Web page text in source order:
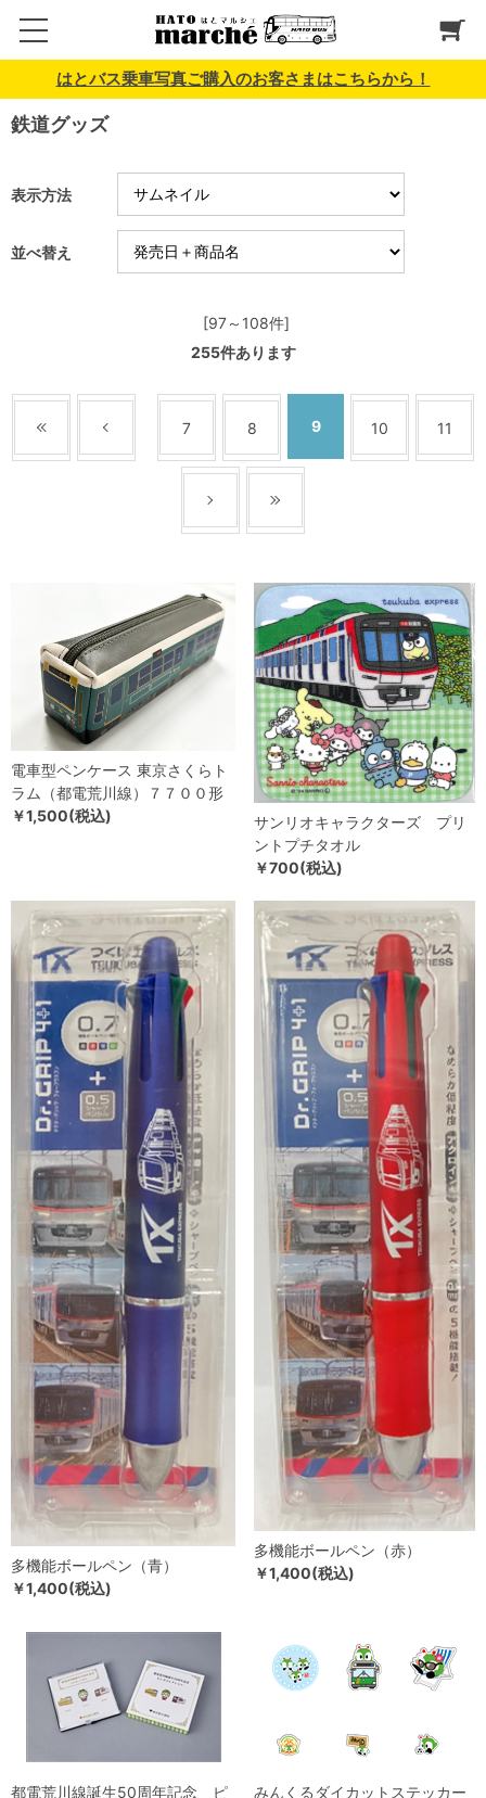
はとバス乗車写真ご購入のお客さまはこちらから！
鉄道グッズ
表示方法
並べ替え
[97～108件]
255件あります
7 8 9 10 11
電車型ペンケース 東京さくらト
ラム（都電荒川線）７７００形
￥1,500(税込)
サンリオキャラクターズ プリ
ントプチタオル
￥700(税込)
多機能ボールペン（青）
￥1,400(税込)
多機能ボールペン（赤）
￥1,400(税込)
都電荒川線誕生50周年記念 ピ
みんくるダイカットステッカー